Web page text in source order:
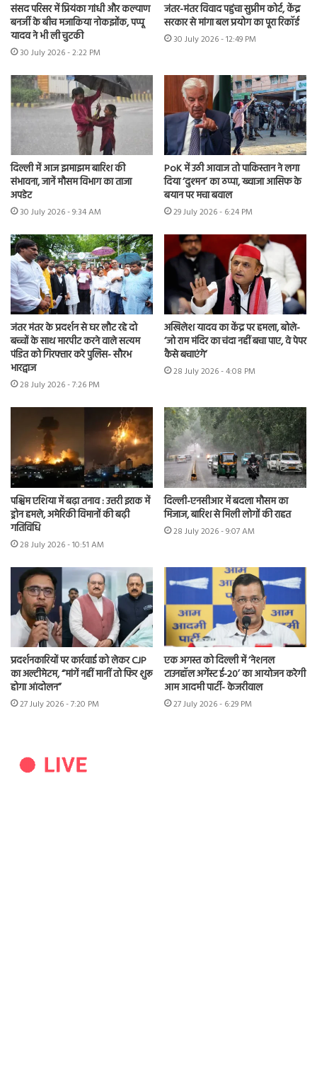
संसद परिसर में प्रियंका गांधी और कल्याण
बनर्जी के बीच मजाकिया नोकझोंक, पप्पू
यादव ने भी ली चुटकी
30 July 2026 - 2:22 PM
जंतर-मंतर विवाद पहुंचा सुप्रीम कोर्ट, केंद्र
सरकार से मांगा बल प्रयोग का पूरा रिकॉर्ड
30 July 2026 - 12:49 PM
दिल्ली में आज झमाझम बारिश की
संभावना, जानें मौसम विभाग का ताजा
अपडेट
30 July 2026 - 9:34 AM
PoK में उठी आवाज तो पाकिस्तान ने लगा
दिया ‘दुश्मन’ का ठप्पा, ख्वाजा आसिफ के
बयान पर मचा बवाल
29 July 2026 - 6:24 PM
जंतर मंतर के प्रदर्शन से घर लौट रहे दो
बच्चों के साथ मारपीट करने वाले सत्यम
पंडित को गिरफ्तार करे पुलिस- सौरभ
भारद्वाज
28 July 2026 - 7:26 PM
अखिलेश यादव का केंद्र पर हमला, बोले-
‘जो राम मंदिर का चंदा नहीं बचा पाए, वे पेपर
कैसे बचाएंगे’
28 July 2026 - 4:08 PM
पश्चिम एशिया में बढ़ा तनाव : उत्तरी इराक में
ड्रोन हमले, अमेरिकी विमानों की बढ़ी
गतिविधि
28 July 2026 - 10:51 AM
दिल्ली-एनसीआर में बदला मौसम का
मिजाज, बारिश से मिली लोगों की राहत
28 July 2026 - 9:07 AM
प्रदर्शनकारियों पर कार्रवाई को लेकर CJP
का अल्टीमेटम, “मांगें नहीं मानीं तो फिर शुरू
होगा आंदोलन”
27 July 2026 - 7:20 PM
एक अगस्त को दिल्ली में ‘नेशनल
टाउनहॉल अगेंस्ट ई-20’ का आयोजन करेगी
आम आदमी पार्टी- केजरीवाल
27 July 2026 - 6:29 PM